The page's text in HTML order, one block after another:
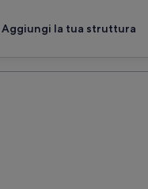
Aggiungi la tua struttura